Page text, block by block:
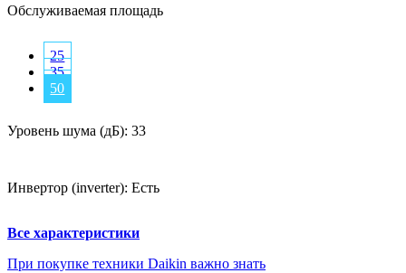
Обслуживаемая площадь
25
35
50
Уровень шума (дБ): 33
Инвертор (inverter): Есть
Все характеристики
При покупке техники Daikin важно знать